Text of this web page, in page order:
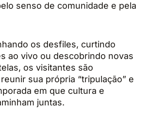
senso de comunidade e pela
os desfiles, curtindo
ao vivo ou descobrindo novas
os visitantes são
sua própria “tripulação” e
em que cultura e
juntas.